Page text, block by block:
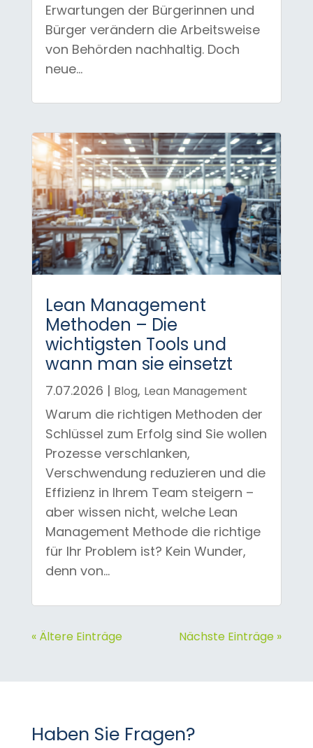
Erwartungen der Bürgerinnen und
Bürger verändern die Arbeitsweise
von Behörden nachhaltig. Doch
neue...
Lean Management
Methoden – Die
wichtigsten Tools und
wann man sie einsetzt
7.07.2026 | Blog, Lean Management
Warum die richtigen Methoden der
Schlüssel zum Erfolg sind Sie wollen
Prozesse verschlanken,
Verschwendung reduzieren und die
Effizienz in Ihrem Team steigern –
aber wissen nicht, welche Lean
Management Methode die richtige
für Ihr Problem ist? Kein Wunder,
denn von...
« Ältere Einträge Nächste Einträge »
Haben Sie Fragen?